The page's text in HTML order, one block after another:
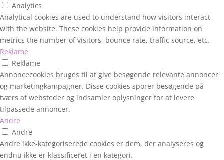
Analytics
Analytical cookies are used to understand how visitors interact
with the website. These cookies help provide information on
metrics the number of visitors, bounce rate, traffic source, etc.
Reklame
Reklame
Annoncecookies bruges til at give besøgende relevante annoncer
og marketingkampagner. Disse cookies sporer besøgende på
tværs af websteder og indsamler oplysninger for at levere
tilpassede annoncer.
Andre
Andre
Andre ikke-kategoriserede cookies er dem, der analyseres og
endnu ikke er klassificeret i en kategori.